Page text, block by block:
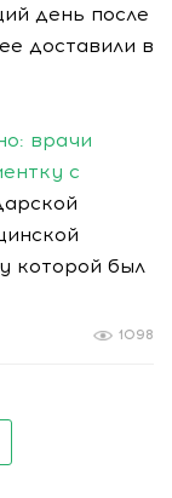
день после
доставили в
врачи
с
которой был
1098